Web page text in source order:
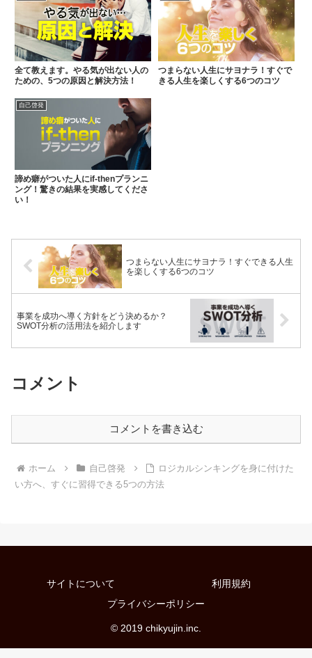
全て教えます。やる気が出ない人の
ための、5つの原因と解決方法！
つまらない人生にサヨナラ！すぐで
きる人生を楽しくする6つのコツ
自己啓発
諦め癖がついた人にif-thenプランニ
ング！驚きの結果を実感してくださ
い！
つまらない人生にサヨナラ！すぐできる人生
を楽しくする6つのコツ
事業を成功へ導く方針をどう決めるか？
SWOT分析の活用法を紹介します
コメント
コメントを書き込む
ホーム 自己啓発
ロジカルシンキングを身に付けた
い方へ、すぐに習得できる5つの方法
サイトについて
利用規約
プライバシーポリシー
© 2019 chikyujin.inc.